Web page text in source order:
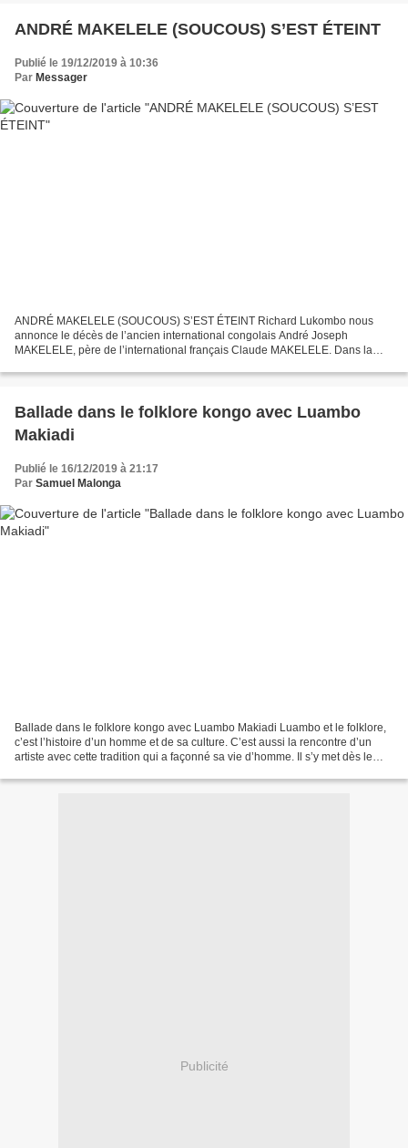
ANDRÉ MAKELELE (SOUCOUS) S’EST ÉTEINT
Publié le 19/12/2019 à 10:36
Par Messager
ANDRÉ MAKELELE (SOUCOUS) S’EST ÉTEINT Richard Lukombo nous
annonce le décès de l’ancien international congolais André Joseph
MAKELELE, père de l’international français Claude MAKELELE. Dans la
Ballade dans le folklore kongo avec Luambo
Makiadi
Publié le 16/12/2019 à 21:17
Par Samuel Malonga
Ballade dans le folklore kongo avec Luambo Makiadi Luambo et le folklore,
c’est l’histoire d’un homme et de sa culture. C’est aussi la rencontre d’un
artiste avec cette tradition qui a façonné sa vie d’homme. Il s’y met dès le
Publicité